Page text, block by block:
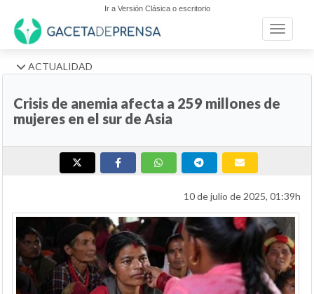
Ir a Versión Clásica o escritorio
Toggle
ACTUALIDAD
Crisis de anemia afecta a 259 millones de
mujeres en el sur de Asia
10 de julio de 2025, 01:39h